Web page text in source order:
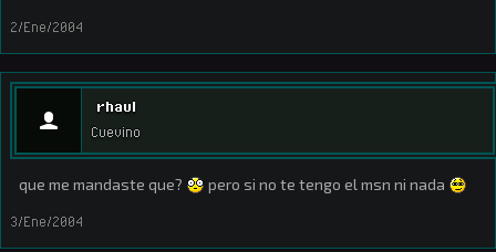
2/Ene/2004
rhaul
Cuevino
que me mandaste que? pero si no te tengo el msn ni nada
3/Ene/2004